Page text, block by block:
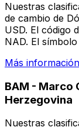
Nuestras
de cambio de
USD. El código
NAD. El
Más
BAM - Marco
Herzegovina
Nuestras